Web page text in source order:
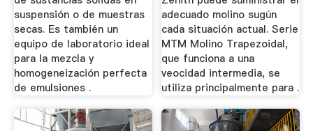
suspensión o de muestras
secas. Es también un
equipo de laboratorio ideal
para la mezcla y
homogeneización perfecta
de emulsiones .
adecuado molino sugún
cada situación actual. Serie
MTM Molino Trapezoidal,
que funciona a una
veocidad intermedia, se
utiliza principalmente para .